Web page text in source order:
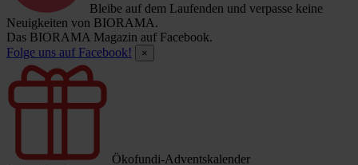
Bleibe auf dem Laufenden und verpasse keine
Neuigkeiten von BIORAMA.
Das BIORAMA Magazin auf Facebook.
Folge uns auf Facebook!
×
Ökofundi-Adventskalender